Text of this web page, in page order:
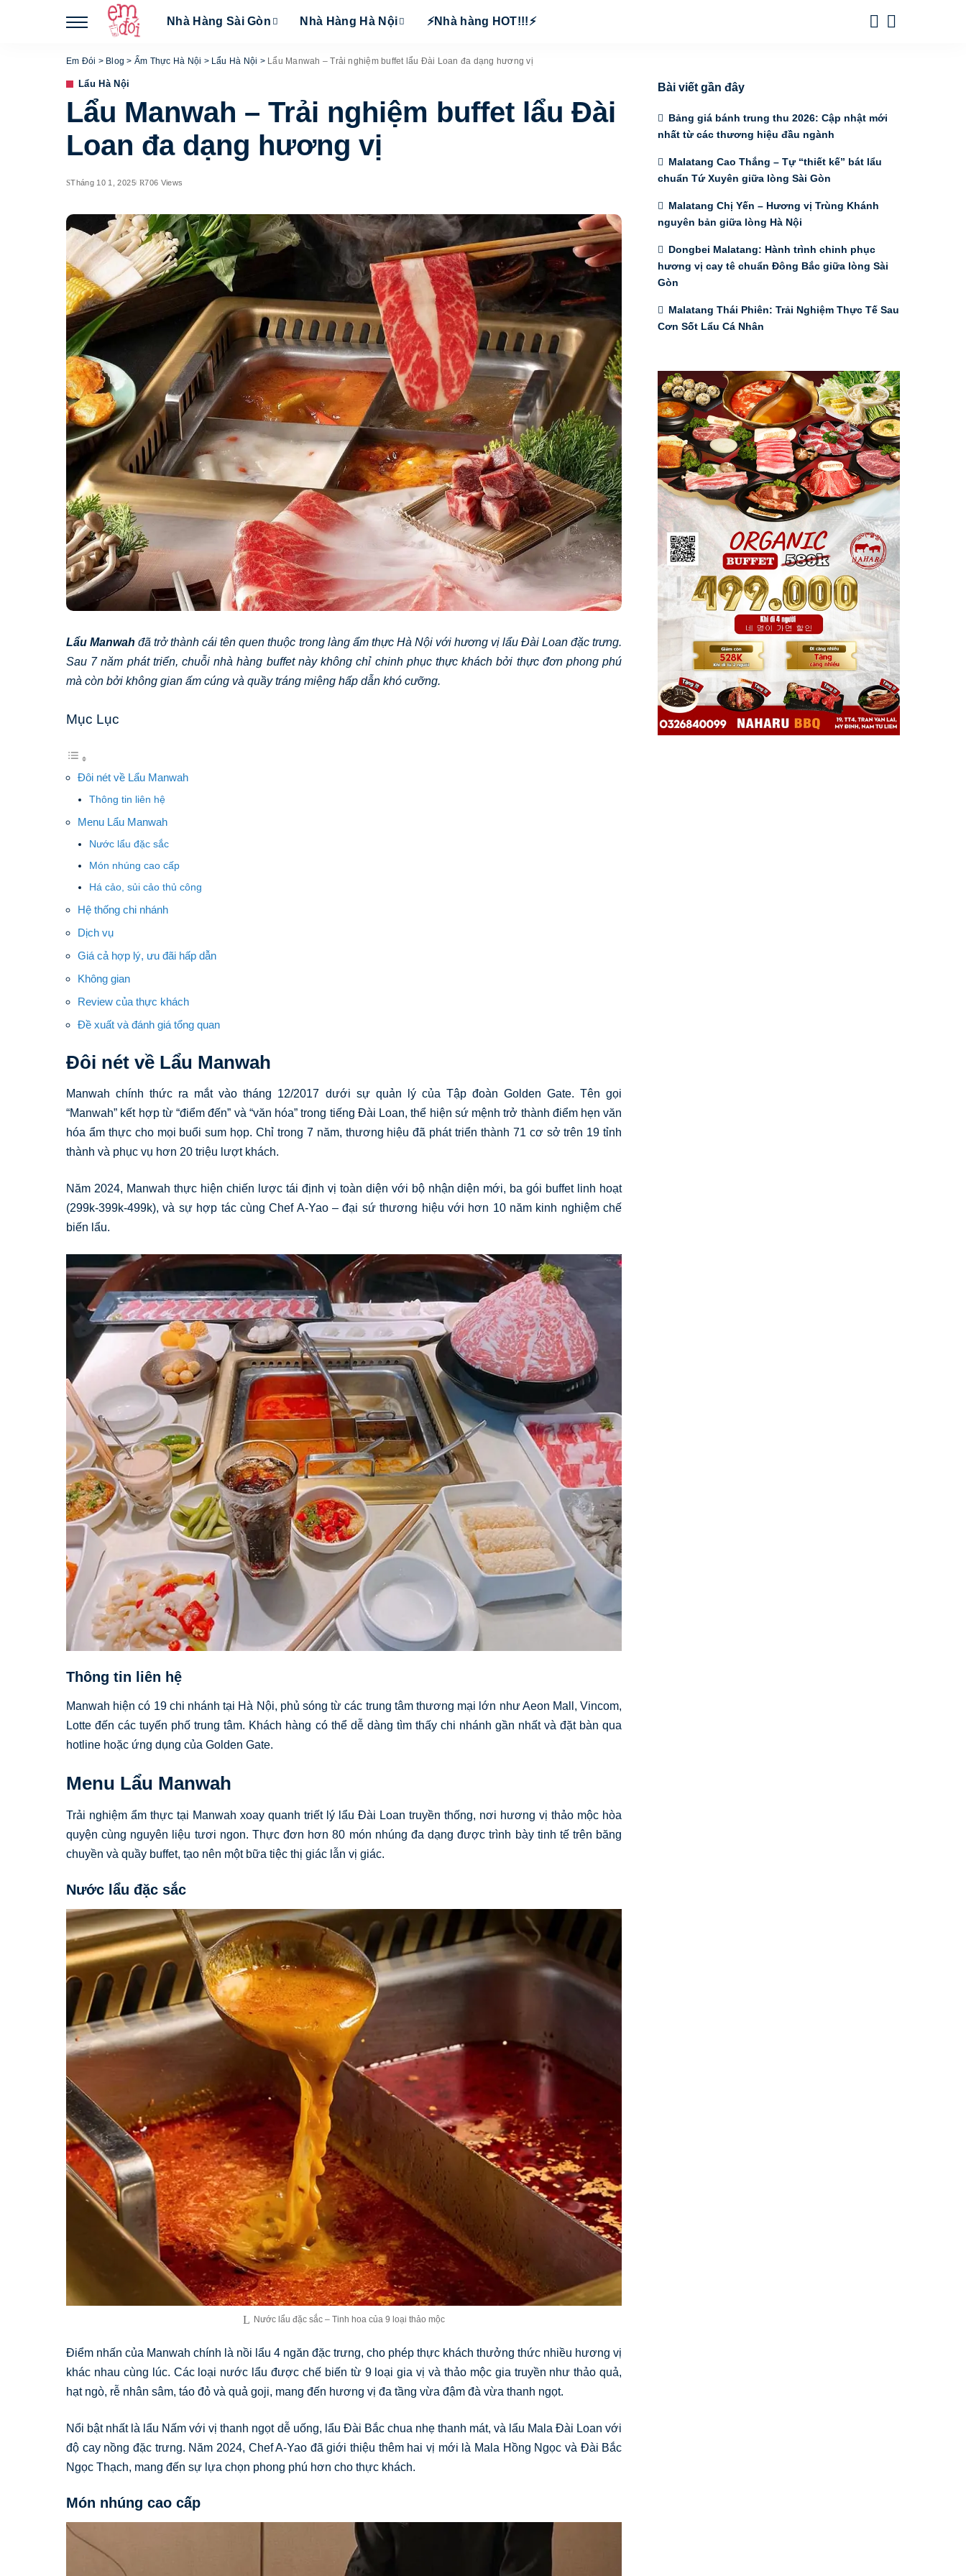
Nhà Hàng Sài Gòn Nhà Hàng Hà Nội ⚡Nhà hàng HOT!!!⚡
Em Đói > Blog > Ẩm Thực Hà Nội > Lẩu Hà Nội > Lẩu Manwah – Trải nghiệm buffet lẩu Đài Loan đa dạng hương vị
Lẩu Hà Nội
Lẩu Manwah – Trải nghiệm buffet lẩu Đài
Loan đa dạng hương vị
Tháng 10 1, 2025 706 Views
Lẩu Manwah đã trở thành cái tên quen thuộc trong làng ẩm thực Hà Nội với hương vị lẩu Đài Loan đặc trưng.
Sau 7 năm phát triển, chuỗi nhà hàng buffet này không chỉ chinh phục thực khách bởi thực đơn phong phú
mà còn bởi không gian ấm cúng và quầy tráng miệng hấp dẫn khó cưỡng.
Mục Lục
Đôi nét về Lẩu Manwah
Thông tin liên hệ
Menu Lẩu Manwah
Nước lẩu đặc sắc
Món nhúng cao cấp
Há cảo, sủi cảo thủ công
Hệ thống chi nhánh
Dịch vụ
Giá cả hợp lý, ưu đãi hấp dẫn
Không gian
Review của thực khách
Đề xuất và đánh giá tổng quan
Đôi nét về Lẩu Manwah
Manwah chính thức ra mắt vào tháng 12/2017 dưới sự quản lý của Tập đoàn Golden Gate. Tên gọi
“Manwah” kết hợp từ “điểm đến” và “văn hóa” trong tiếng Đài Loan, thể hiện sứ mệnh trở thành điểm hẹn văn
hóa ẩm thực cho mọi buổi sum họp. Chỉ trong 7 năm, thương hiệu đã phát triển thành 71 cơ sở trên 19 tỉnh
thành và phục vụ hơn 20 triệu lượt khách.
Năm 2024, Manwah thực hiện chiến lược tái định vị toàn diện với bộ nhận diện mới, ba gói buffet linh hoạt
(299k-399k-499k), và sự hợp tác cùng Chef A-Yao – đại sứ thương hiệu với hơn 10 năm kinh nghiệm chế
biến lẩu.
Thông tin liên hệ
Manwah hiện có 19 chi nhánh tại Hà Nội, phủ sóng từ các trung tâm thương mại lớn như Aeon Mall, Vincom,
Lotte đến các tuyến phố trung tâm. Khách hàng có thể dễ dàng tìm thấy chi nhánh gần nhất và đặt bàn qua
hotline hoặc ứng dụng của Golden Gate.
Menu Lẩu Manwah
Trải nghiệm ẩm thực tại Manwah xoay quanh triết lý lẩu Đài Loan truyền thống, nơi hương vị thảo mộc hòa
quyện cùng nguyên liệu tươi ngon. Thực đơn hơn 80 món nhúng đa dạng được trình bày tinh tế trên băng
chuyền và quầy buffet, tạo nên một bữa tiệc thị giác lẫn vị giác.
Nước lẩu đặc sắc
Nước lẩu đặc sắc – Tinh hoa của 9 loại thảo mộc
Điểm nhấn của Manwah chính là nồi lẩu 4 ngăn đặc trưng, cho phép thực khách thưởng thức nhiều hương vị
khác nhau cùng lúc. Các loại nước lẩu được chế biến từ 9 loại gia vị và thảo mộc gia truyền như thảo quả,
hạt ngò, rễ nhân sâm, táo đỏ và quả goji, mang đến hương vị đa tầng vừa đậm đà vừa thanh ngọt.
Nổi bật nhất là lẩu Nấm với vị thanh ngọt dễ uống, lẩu Đài Bắc chua nhẹ thanh mát, và lẩu Mala Đài Loan với
độ cay nồng đặc trưng. Năm 2024, Chef A-Yao đã giới thiệu thêm hai vị mới là Mala Hồng Ngọc và Đài Bắc
Ngọc Thạch, mang đến sự lựa chọn phong phú hơn cho thực khách.
Món nhúng cao cấp
Bài viết gần đây
Bảng giá bánh trung thu 2026: Cập nhật mới
nhất từ các thương hiệu đầu ngành
Malatang Cao Thắng – Tự “thiết kế” bát lẩu
chuẩn Tứ Xuyên giữa lòng Sài Gòn
Malatang Chị Yến – Hương vị Trùng Khánh
nguyên bản giữa lòng Hà Nội
Dongbei Malatang: Hành trình chinh phục
hương vị cay tê chuẩn Đông Bắc giữa lòng Sài
Gòn
Malatang Thái Phiên: Trải Nghiệm Thực Tế Sau
Cơn Sốt Lẩu Cá Nhân